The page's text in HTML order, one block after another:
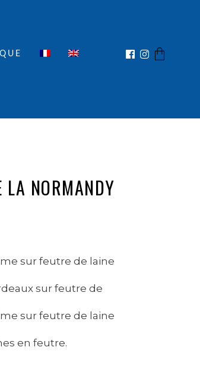
LA NORMANDY
sur feutre de laine
sur feutre de
sur feutre de laine
en feutre.